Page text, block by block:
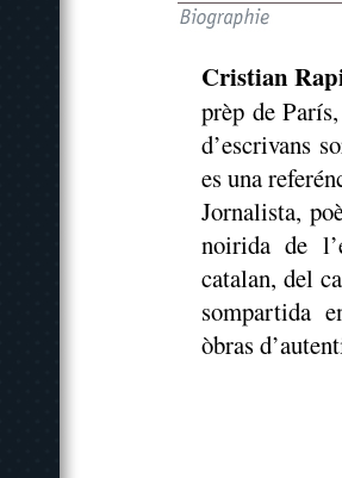
Cristian
prèp de
d’escrivans
es una
Jornalista,
noirida de
catalan, del
sompartida
òbras